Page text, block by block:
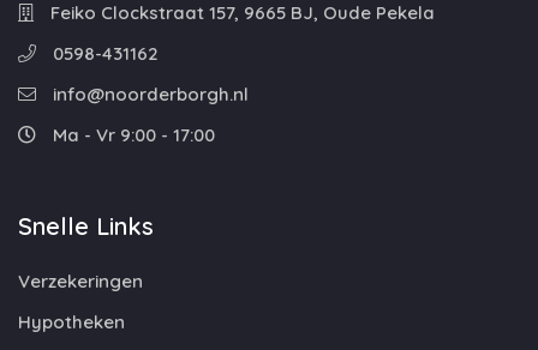
Feiko Clockstraat 157, 9665 BJ, Oude Pekela
0598-431162
info@noorderborgh.nl
Ma - Vr 9:00 - 17:00
Snelle Links
Verzekeringen
Hypotheken